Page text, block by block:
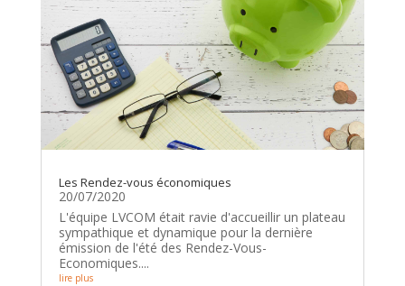
Les Rendez-vous économiques
20/07/2020
L'équipe LVCOM était ravie d'accueillir un plateau
sympathique et dynamique pour la dernière
émission de l'été des Rendez-Vous-
Economiques....
lire plus